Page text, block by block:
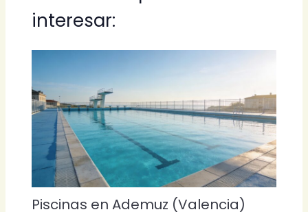
interesar:
Piscinas en Ademuz (Valencia)